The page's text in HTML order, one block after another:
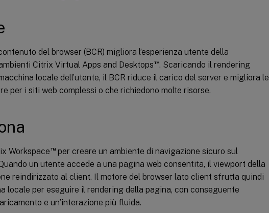
del browser (BCR) migliora l’esperienza utente della
Citrix Virtual Apps and Desktops™. Scaricando il rendering
locale dell’utente, il BCR riduce il carico del server e migliora le
per i siti web complessi o che richiedono molte risorse.
Workspace™per creare un ambiente di navigazione sicuro sul
un utente accede a una pagina web consentita, il viewport della
reindirizzato al client. Il motore del browser lato client sfrutta quindi
locale per eseguire il rendering della pagina, con conseguente
e un’interazione più fluida.